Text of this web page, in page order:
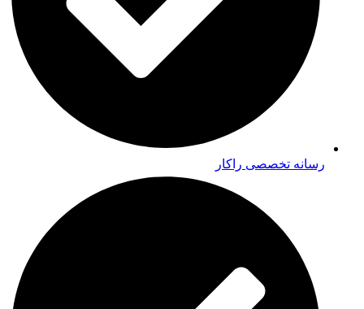
رسانه تخصصی راکار